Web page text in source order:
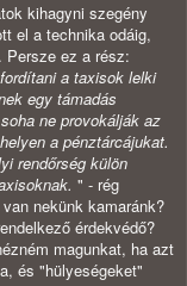
kihagyni szegény
el a technika odáig,
Persze ez a rész:
a taxisok lelki
egy támadás
ne provokálják az
a pénztárcájukat.
rendőrség külön
" - rég
nekünk kamaránk?
érdekvédő?
magunkat, ha azt
és "hülyeségeket"